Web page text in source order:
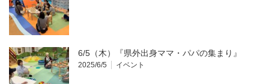
6/5（木）『県外出身ママ・パパの集まり』
2025/6/5 イベント